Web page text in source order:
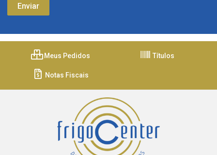
Meus Pedidos Títulos
Notas Fiscais